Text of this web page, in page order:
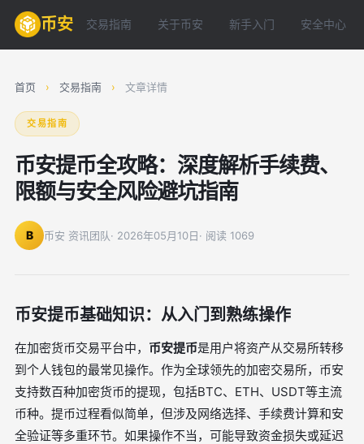
币安 交易指南 关于币安 新手入门 安全中心
首页 › 交易指南 › 文章详情
交易指南
币安提币全攻略：深度解析手续费、
限额与安全风险避坑指南
B 币安 资讯团队· 2026年05月10日· 阅读 1069
币安提币基础知识：从入门到熟练操作
在加密货币交易平台中， 币安提币是用户将资产从交易所转移
到个人钱包的最常见操作。作为全球领先的加密交易所，币安
支持数百种加密货币的提现，包括BTC、ETH、USDT等主流
币种。提币过程看似简单，但涉及网络选择、手续费计算和安
全验证等多重环节。如果操作不当，可能导致资金损失或延迟